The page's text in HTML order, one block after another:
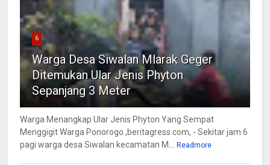
6
Warga Desa Siwalan Mlarak Geger
Ditemukan Ular Jenis Phyton
Sepanjang 3 Meter
Warga Menangkap Ular Jenis Phyton Yang Sempat
Menggigit Warga Ponorogo ,beritagress.com, - Sekitar jam 6
pagi warga desa Siwalan kecamatan M...
Readmore